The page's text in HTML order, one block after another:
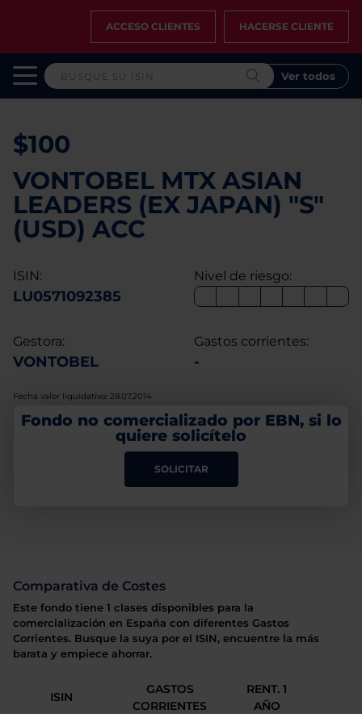
ACCESO CLIENTES HACERSE CLIENTE
Ver todos
$100
VONTOBEL MTX ASIAN
LEADERS (EX JAPAN) "S"
(USD) ACC
ISIN:
LU0571092385
Nivel de riesgo:
Gestora:
VONTOBEL
Gastos corrientes:
-
Fecha valor liquidativo: 28.07.2014
Fondo no comercializado por EBN, si lo
quiere solicítelo
SOLICITAR
Comparativa de Costes
Este fondo tiene 1 clases disponibles para la
comercialización en España con diferentes Gastos
Corrientes. Busque la suya por el ISIN, encuentre la más
barata y empiece ahorrar.
ISIN
GASTOS
CORRIENTES
RENT. 1
AÑO